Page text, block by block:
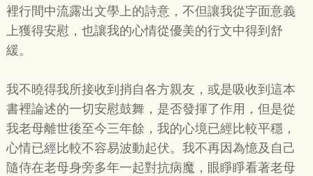
裡行間中流露出文學上的詩意，不但讓我從字面意義
上獲得安慰，也讓我的心情從優美的行文中得到舒
緩。
我不曉得我所接收到捎自各方親友，或是吸收到這本
書裡論述的一切安慰鼓舞，是否發揮了作用，但是從
我老母離世後至今三年餘，我的心境已經比較平穩，
心情已經比較不容易波動起伏。我不再因為憶及自己
隨侍在老母身旁多年一起對抗病魔，眼睜睜看著老母